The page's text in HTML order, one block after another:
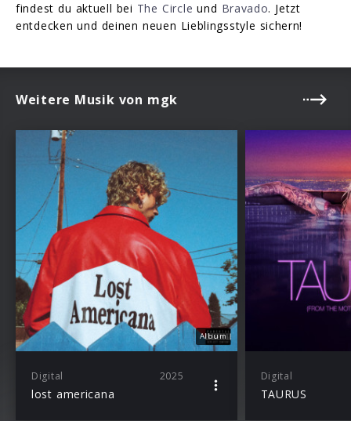
findest du aktuell bei The Circle und Bravado. Jetzt
entdecken und deinen neuen Lieblingsstyle sichern!
Weitere Musik von mgk
Album
Digital 2025
lost americana
Digital
TAURUS